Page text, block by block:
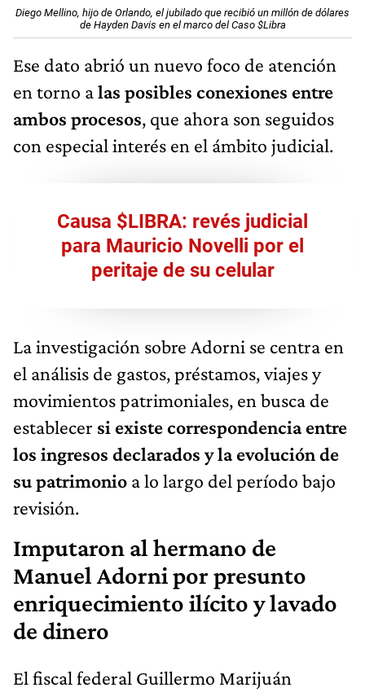
Diego Mellino, hijo de Orlando, el jubilado que recibió un millón de dólares
de Hayden Davis en el marco del Caso $Libra
Ese dato abrió un nuevo foco de atención
en torno alas posibles conexiones entre
ambos procesos, que ahora son seguidos
con especial interés en el ámbito judicial.
Causa $LIBRA: revés judicial
para Mauricio Novelli por el
peritaje de su celular
La investigación sobre Adorni se centra en
el análisis de gastos, préstamos, viajes y
movimientos patrimoniales, en busca de
establecer si existe correspondencia entre
los ingresos declarados y la evolución de
su patrimonio a lo largo del período bajo
revisión.
Imputaron al hermano de
Manuel Adorni por presunto
enriquecimiento ilícito y lavado
de dinero
El fiscal federal Guillermo Marijuán